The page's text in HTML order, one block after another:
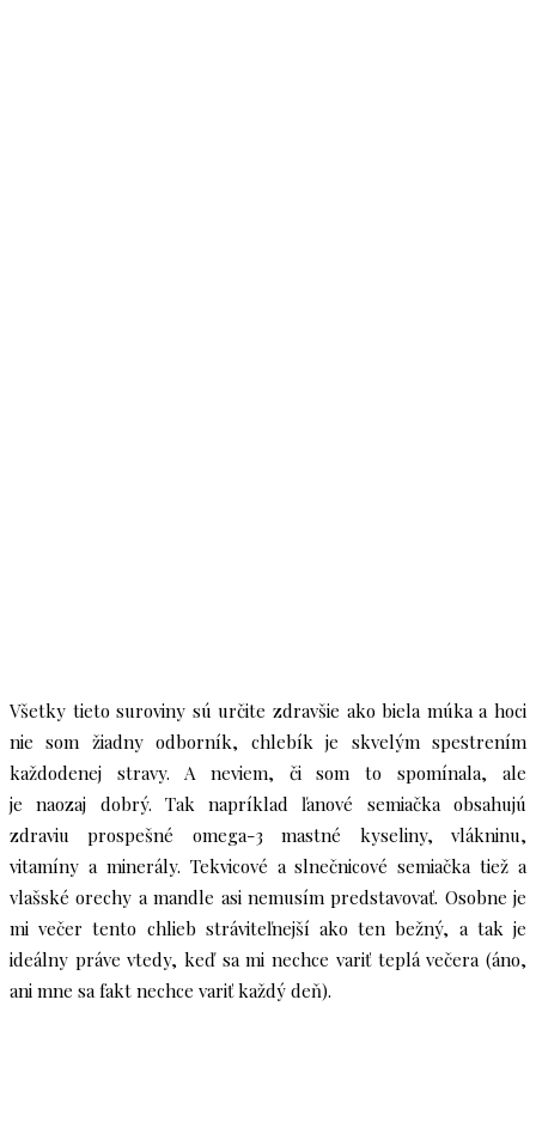
Všetky tieto suroviny sú určite zdravšie ako biela múka a hoci
nie som žiadny odborník, chlebík je skvelým spestrením
každodenej stravy. A neviem, či som to spomínala, ale
je naozaj dobrý. Tak napríklad ľanové semiačka obsahujú
zdraviu prospešné omega-3 mastné kyseliny, vlákninu,
vitamíny a minerály. Tekvicové a slnečnicové semiačka tiež a
vlašské orechy a mandle asi nemusím predstavovať. Osobne je
mi večer tento chlieb stráviteľnejší ako ten bežný, a tak je
ideálny práve vtedy, keď sa mi nechce variť teplá večera (áno,
ani mne sa fakt nechce variť každý deň).